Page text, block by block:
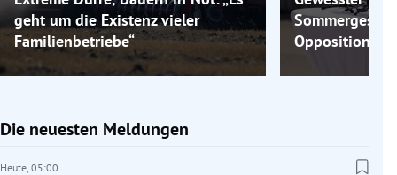
geht um die Existenz vieler
Familienbetriebe“
Opposition
Die neuesten Meldungen
Heute, 05:00